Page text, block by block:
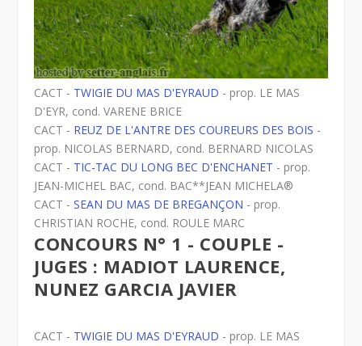
CACT - TWIGIE DU MAS D'EYRAUD - prop. LE MAS
D'EYR, cond. VARENE BRICE
CACT - REUZ DE L'ANTRE DES COUREURS DES BOIS -
prop. NICOLAS BERNARD, cond. BERNARD NICOLAS
CACT - TIC-TAC DU LONG BEC D'ENCHANET - prop.
JEAN-MICHEL BAC, cond. BAC**JEAN MICHELA®
CACT -SEAN DU MAS DE BREGANÇON - prop.
CHRISTIAN ROCHE, cond. ROULE MARC
CONCOURS N° 1 - COUPLE -
JUGES : MADIOT LAURENCE,
NUNEZ GARCIA JAVIER
CACT - TWIGIE DU MAS D'EYRAUD - prop. LE MAS